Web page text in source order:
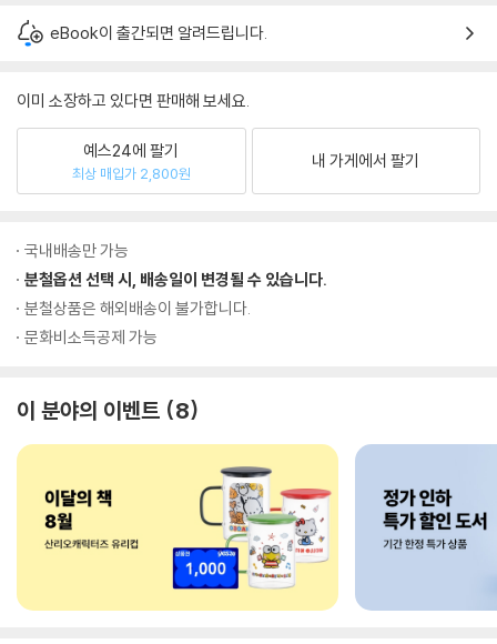
eBook이 출간되면 알려드립니다.
이미 소장하고 있다면 판매해 보세요.
예스24에 팔기
최상 매입가 2,800원
내 가게에서 팔기
국내배송만 가능
분철옵션 선택 시, 배송일이 변경될 수 있습니다.
분철상품은 해외배송이 불가합니다.
문화비소득공제 가능
이 분야의 이벤트 8